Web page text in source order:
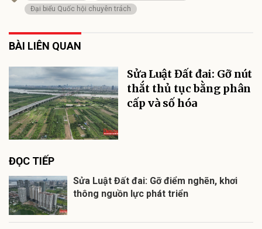
Đại biểu Quốc hội chuyên trách
BÀI LIÊN QUAN
Sửa Luật Đất đai: Gỡ nút
thắt thủ tục bằng phân
cấp và số hóa
ĐỌC TIẾP
Sửa Luật Đất đai: Gỡ điểm nghẽn, khơi
thông nguồn lực phát triển